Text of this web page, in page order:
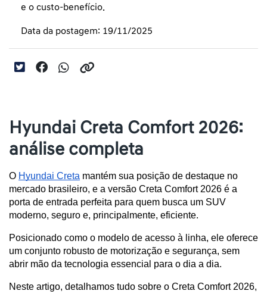
e o custo-benefício.
Data da postagem: 19/11/2025
Hyundai Creta Comfort 2026:
análise completa
O Hyundai Creta mantém sua posição de destaque no
mercado brasileiro, e a versão Creta Comfort 2026 é a
porta de entrada perfeita para quem busca um SUV
moderno, seguro e, principalmente, eficiente.
Posicionado como o modelo de acesso à linha, ele oferece
um conjunto robusto de motorização e segurança, sem
abrir mão da tecnologia essencial para o dia a dia.
Neste artigo, detalhamos tudo sobre o Creta Comfort 2026,